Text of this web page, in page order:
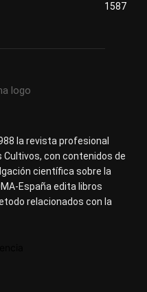
1587
la revista profesional
Cultivos, con contenidos de
científica sobre la
España edita libros
relacionados con la